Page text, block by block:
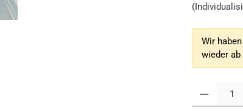
Wir
wieder ab